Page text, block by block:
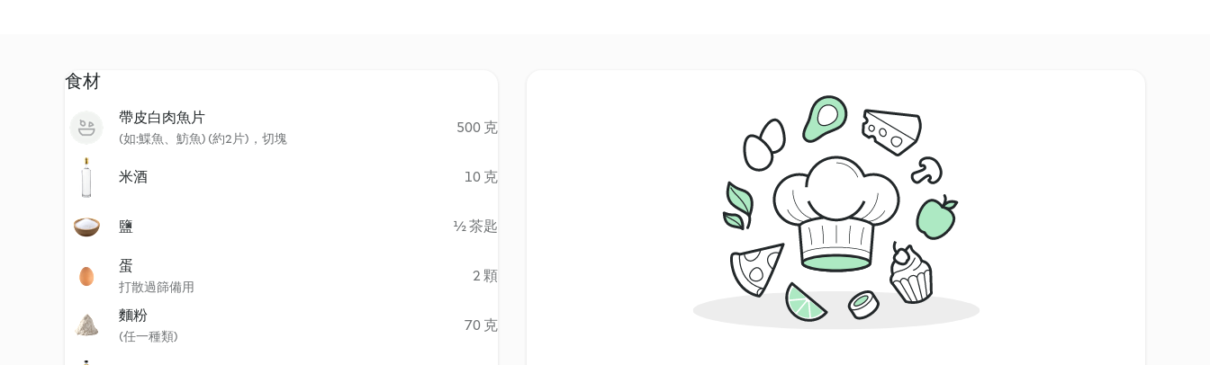
食材
帶皮白肉魚片
(如:鰈魚、魴魚) (約2片)，切塊
500 克
米酒 10 克
鹽 ½ 茶匙
蛋
打散過篩備用
2 顆
麵粉
(任一種類)
70 克